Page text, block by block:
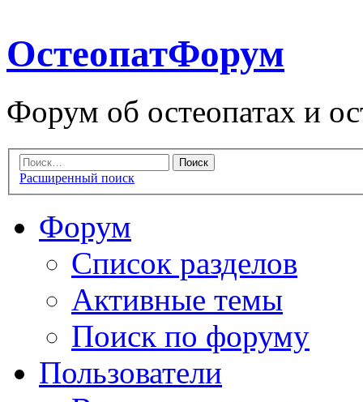
ОстеопатФорум
Форум об остеопатах и
Расширенный поиск
Форум
Список разделов
Активные темы
Поиск по форуму
Пользователи